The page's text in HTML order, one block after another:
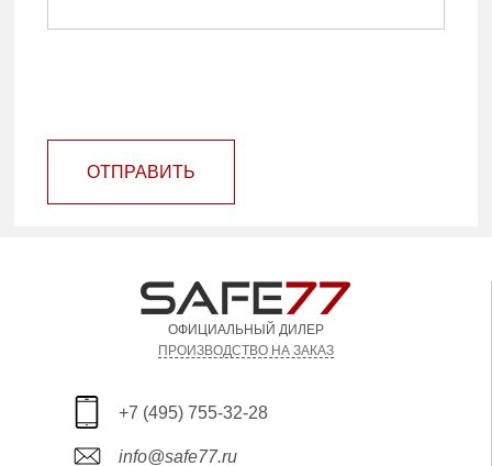
ОТПРАВИТЬ
ОФИЦИАЛЬНЫЙ ДИЛЕР
ПРОИЗВОДСТВО НА ЗАКАЗ
+7 (495) 755-32-28
info@safe77.ru